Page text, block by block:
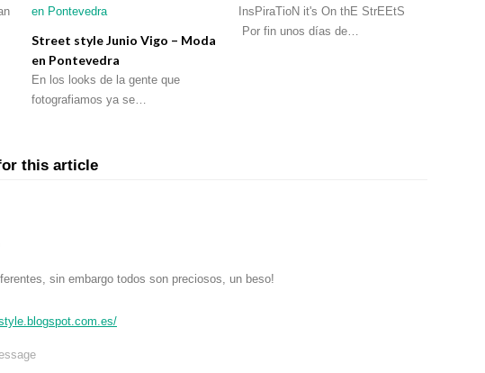
Street style Junio Vigo – Moda
en Pontevedra
En los looks de la gente que
fotografiamos ya se…
InsPiraTioN it's On thE StrEEtS
Por fin unos días de…
this article
sin embargo todos son preciosos, un beso!